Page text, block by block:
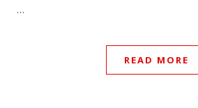
…
READ MORE